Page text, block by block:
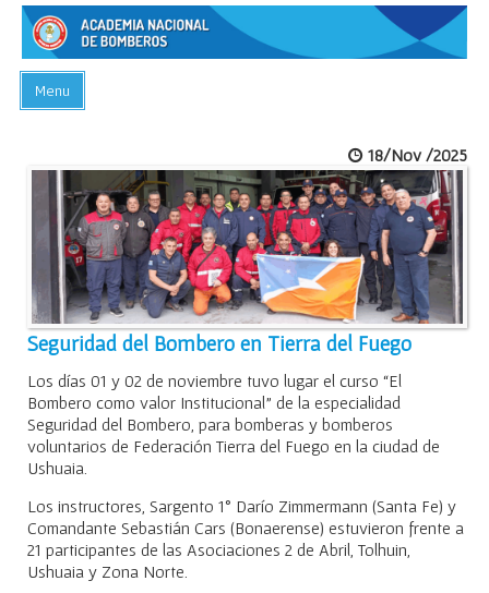
Menu
ACADEMIA
PREGUNTAS FRECUENTES
BIBLIOTECA
EVENTOS
CONTACTO
18/Nov /2025
Seguridad del Bombero en Tierra del Fuego
Los días 01 y 02 de noviembre tuvo lugar el curso “El
Bombero como valor Institucional” de la especialidad
Seguridad del Bombero, para bomberas y bomberos
voluntarios de Federación Tierra del Fuego en la ciudad de
Ushuaia.
Los instructores, Sargento 1° Darío Zimmermann (Santa Fe) y
Comandante Sebastián Cars (Bonaerense) estuvieron frente a
21 participantes de las Asociaciones 2 de Abril, Tolhuin,
Ushuaia y Zona Norte.